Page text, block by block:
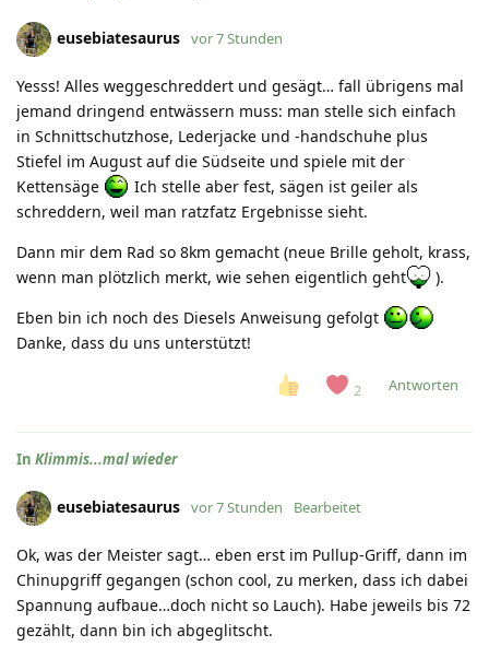
eusebiatesaurus vor 7 Stunden
Yesss! Alles weggeschreddert und gesägt… fall übrigens mal
jemand dringend entwässern muss: man stelle sich einfach
in Schnittschutzhose, Lederjacke und -handschuhe plus
Stiefel im August auf die Südseite und spiele mit der
Kettensäge
Ich stelle aber fest, sägen ist geiler als
schreddern, weil man ratzfatz Ergebnisse sieht.
Dann mir dem Rad so 8km gemacht (neue Brille geholt, krass,
wenn man plötzlich merkt, wie sehen eigentlich geht
).
Eben bin ich noch des Diesels Anweisung gefolgt
Danke, dass du uns unterstützt!
2 Antworten
In Klimmis...mal wieder
eusebiatesaurus vor 7 Stunden Bearbeitet
Ok, was der Meister sagt… eben erst im Pullup-Griff, dann im
Chinupgriff gegangen (schon cool, zu merken, dass ich dabei
Spannung aufbaue…doch nicht so Lauch). Habe jeweils bis 72
gezählt, dann bin ich abgeglitscht.